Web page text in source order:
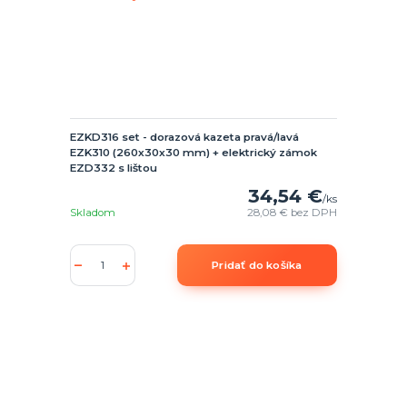
EZKD316 set - dorazová kazeta pravá/lavá
EZK310 (260x30x30 mm) + elektrický zámok
EZD332 s lištou
34,54 €/ks
28,08 € bez DPH
Skladom
Pridať do košíka